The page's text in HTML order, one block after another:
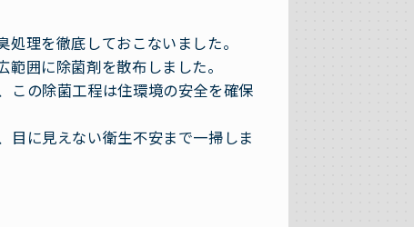
理を徹底しておこないました。
囲に除菌剤を散布しました。
この除菌工程は住環境の安全を確保
目に見えない衛生不安まで一掃しま